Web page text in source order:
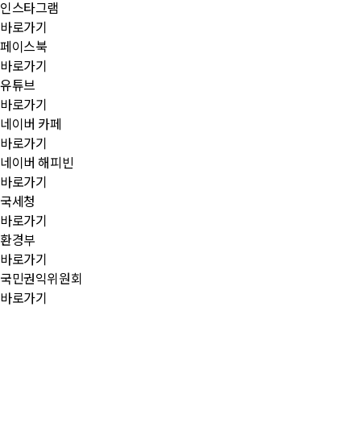
인스타그램
바로가기
페이스북
바로가기
유튜브
바로가기
네이버 카페
바로가기
네이버 해피빈
바로가기
국세청
바로가기
환경부
바로가기
국민권익위원회
바로가기